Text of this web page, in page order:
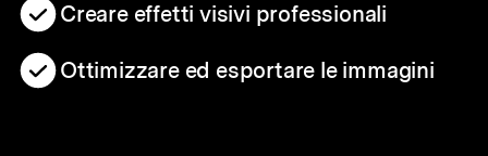
Creare effetti visivi professionali
Ottimizzare ed esportare le immagini